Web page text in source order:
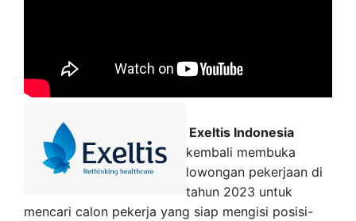
Exeltis Indonesia
kembali membuka
lowongan pekerjaan di
tahun 2023 untuk
mencari calon pekerja yang siap mengisi posisi-